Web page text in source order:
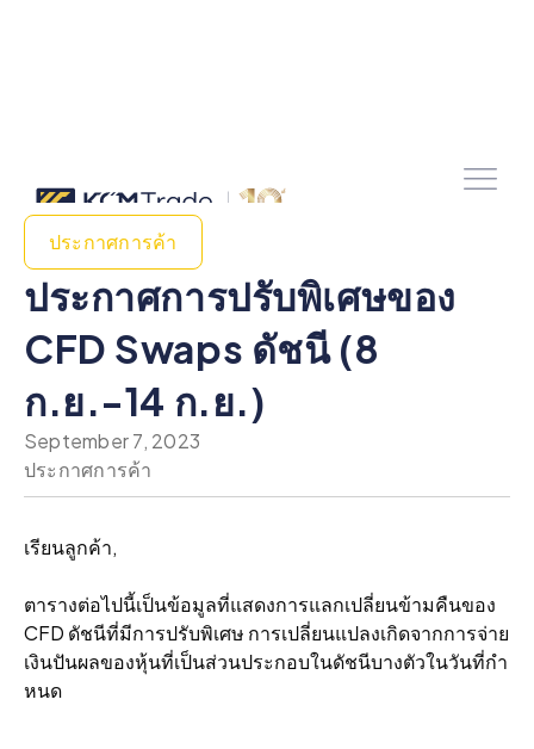
ประกาศการค้า
ประกาศการปรับพิเศษของ
CFD Swaps ดัชนี (8
ก.ย.-14 ก.ย.)
September 7, 2023
ประกาศการค้า
เรียนลูกค้า,
ตารางต่อไปนี้เป็นข้อมูลที่แสดงการแลกเปลี่ยนข้ามคืนของ
CFD ดัชนีที่มีการปรับพิเศษ การเปลี่ยนแปลงเกิดจากการจ่าย
เงินปันผลของหุ้นที่เป็นส่วนประกอบในดัชนีบางตัวในวันที่กํา
หนด